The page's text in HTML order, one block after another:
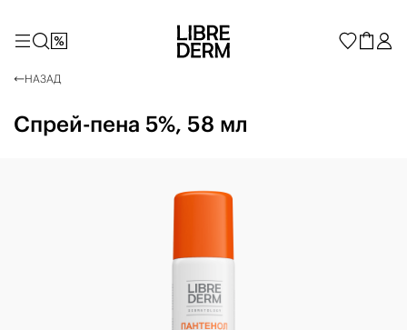
НАЗАД
Спрей-пена 5%, 58 мл